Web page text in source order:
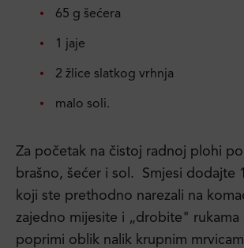
65 g šećera
1 jaje
2 žlice slatkog vrhnja
malo soli.
Za početak na čistoj radnoj plohi
brašno, šećer i sol. Smjesi dodajte
koji ste prethodno narezali na
zajedno mijesite i „drobite" rukama
poprimi oblik nalik krupnim